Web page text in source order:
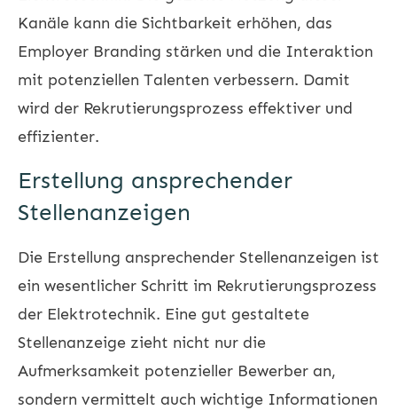
Kanäle kann die Sichtbarkeit erhöhen, das
Employer Branding stärken und die Interaktion
mit potenziellen Talenten verbessern. Damit
wird der Rekrutierungsprozess effektiver und
effizienter.
Erstellung ansprechender
Stellenanzeigen
Die Erstellung ansprechender Stellenanzeigen ist
ein wesentlicher Schritt im Rekrutierungsprozess
der Elektrotechnik. Eine gut gestaltete
Stellenanzeige zieht nicht nur die
Aufmerksamkeit potenzieller Bewerber an,
sondern vermittelt auch wichtige Informationen